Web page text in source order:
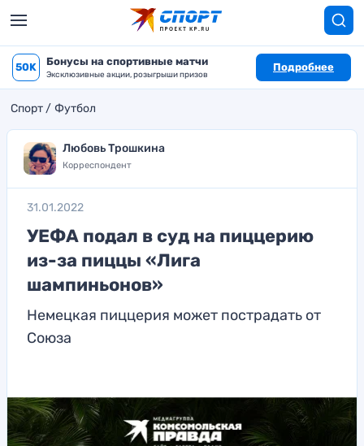
50K Бонусы на спортивные матчи
Эксклюзивные акции, розыгрыши призов
Подробнее
Спорт Футбол
Любовь Трошкина
Корреспондент
31.01.2022
УЕФА подал в суд на пиццерию
из-за пиццы «Лига
шампиньонов»
Немецкая пиццерия может пострадать от
Союза